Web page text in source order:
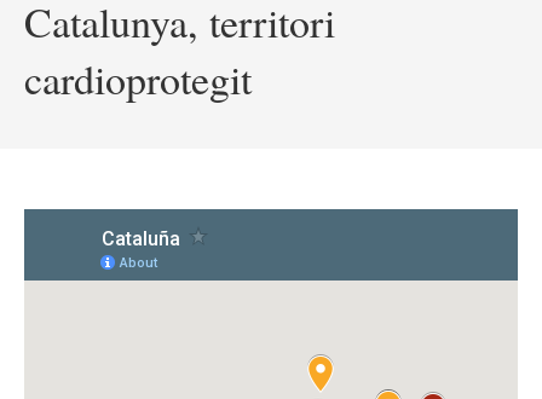
Catalunya, territori
cardioprotegit